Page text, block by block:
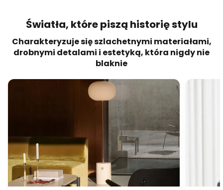
Światła, które piszą historię stylu
Charakteryzuje się szlachetnymi materiałami,
drobnymi detalami i estetyką, która nigdy nie
blaknie